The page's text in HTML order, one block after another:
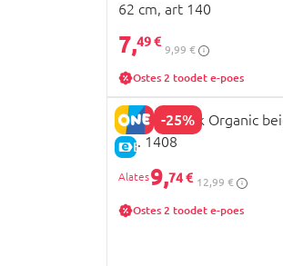
62 cm, art 140
7,49 €
9,99 €
Ostes 2 toodet e-poes
-25%
E-HIND
LORITA t-särk Organic
cm. 1408
9,74 € 12,99 €
Ostes 2 toodet e-poes